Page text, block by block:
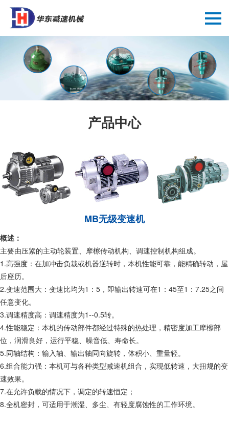
产品中心
MB无级变速机
概述：
主要由压紧的主动轮装置、摩檫传动机构、调速控制机构组成。
1.高强度：在加冲击负栽或机器逆转时，本机性能可靠，能精确转动，屋
后座历。
2.变速范围大：变速比均为1：5，即输出转速可在1：45至1：7.25之间
任意变化。
3.调速精度高：调速精度为1--0.5转。
4.性能稳定：本机的传动部件都经过特殊的热处理，精密度加工摩檫部
位，润滑良好，运行平稳、噪音低、寿命长。
5.同轴结构：输入轴、输出轴同向旋转，体积小、重量轻。
6.组合能力强：本机可与各种类型减速机组合，实现低转速，大扭规的变
速效果。
7.在允许负载的情况下，调定的转速恒定；
8.全机密封，可适用于潮湿、多尘、有轻度腐蚀性的工作环境。